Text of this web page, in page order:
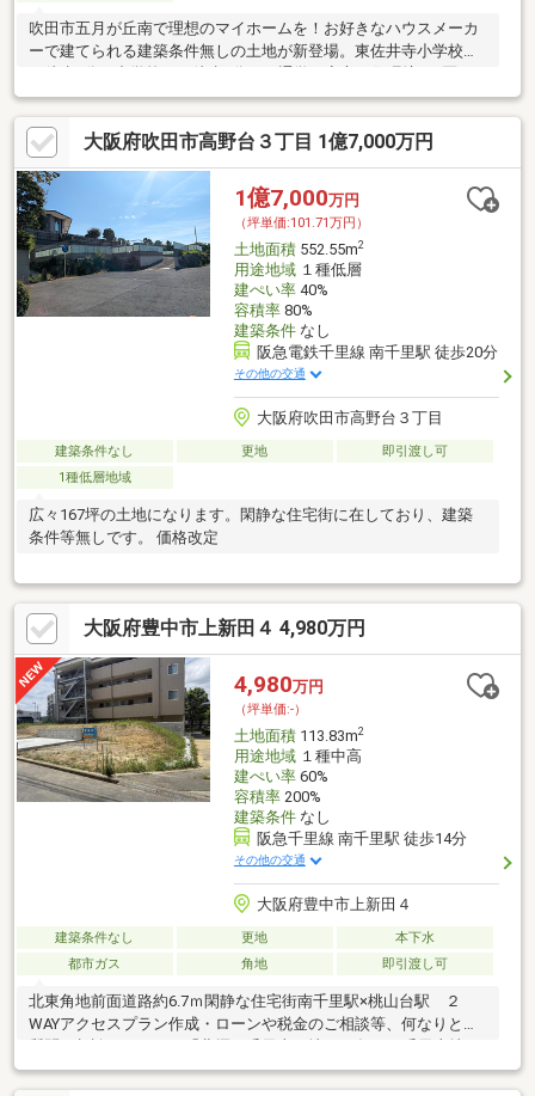
吹田市五月が丘南で理想のマイホームを！お好きなハウスメーカ
ーで建てられる建築条件無しの土地が新登場。東佐井寺小学校ま
中、残り1区画です！
大阪府吹田市高野台３丁目 1億7,000万円
1億7,000万円
（坪単価:101.71万円）
土地面積552.55m2
用途地域１種低層
建ぺい率40%
容積率80%
建築条件なし
阪急電鉄千里線 南千里駅 徒歩20分
その他の交通
大阪府吹田市高野台３丁目
建築条件なし 更地
即引渡し可
1種低層地域
広々167坪の土地になります。閑静な住宅街に在しており、建築
条件等無しです。 価格改定
大阪府豊中市上新田４ 4,980万円
4,980万円
（坪単価:-）
土地面積113.83m2
用途地域１種中高
建ぺい率60%
容積率200%
建築条件なし
阪急千里線 南千里駅 徒歩14分
その他の交通
大阪府豊中市上新田４
建築条件なし 更地
本下水
都市ガス
角地 即引渡し可
北東角地前面道路約6.7ｍ閑静な住宅街南千里駅×桃山台駅 ２
WAYアクセスプラン作成・ローンや税金のご相談等、何なりとご
から出来るご提案があります。